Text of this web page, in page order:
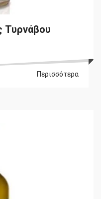
Τυρνάβου
Περισσότερα